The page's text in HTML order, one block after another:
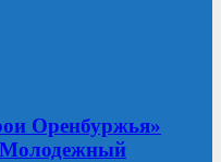
Оренбуржья»
Молодежный